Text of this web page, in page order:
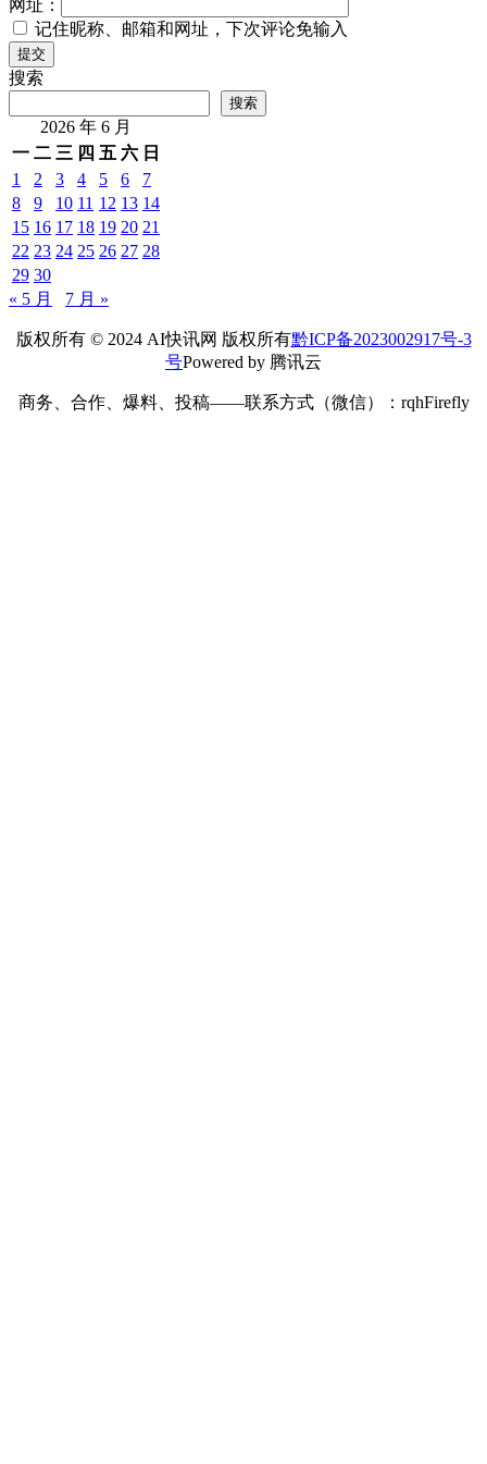
网址：
记住昵称、邮箱和网址，下次评论免输入
提交
搜索
搜索
2026 年 6 月
一 二 三 四 五 六 日
1
2 3 4 5 6
7
8
9 10 11 12 13 14
15 16 17 18 19 20 21
22 23 24 25 26 27 28
29 30
« 5 月
7 月 »
版权所有 © 2024 AI快讯网 版权所有黔ICP备2023002917号-3
号Powered by 腾讯云
商务、合作、爆料、投稿——联系方式（微信）：rqhFirefly